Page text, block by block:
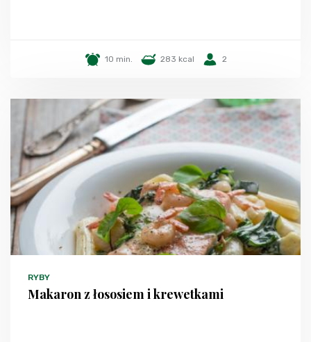
10 min. 283 kcal 2
RYBY
Makaron z łososiem i krewetkami